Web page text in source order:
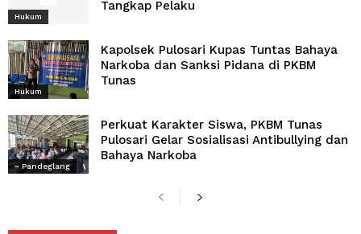
Hukum
Tangkap Pelaku
Hukum
Kapolsek Pulosari Kupas Tuntas Bahaya
Narkoba dan Sanksi Pidana di PKBM
Tunas
~ Pandeglang
Perkuat Karakter Siswa, PKBM Tunas
Pulosari Gelar Sosialisasi Antibullying dan
Bahaya Narkoba